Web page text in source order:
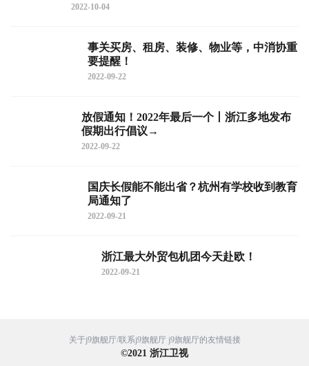
2022-10-04
事关买房、租房、装修、物业等，中消协重
要提醒！
2022-09-22
放假通知！2022年最后一个丨浙江多地发布
假期出行倡议→
2022-09-22
国庆长假能不能出省？杭州有学校收到教育
局通知了
2022-09-21
浙江最大外贸包机团今天赴欧！
2022-09-21
关于j9旗舰厅/联系j9旗舰厅 j9旗舰厅的友情链接
©2021 浙江卫视